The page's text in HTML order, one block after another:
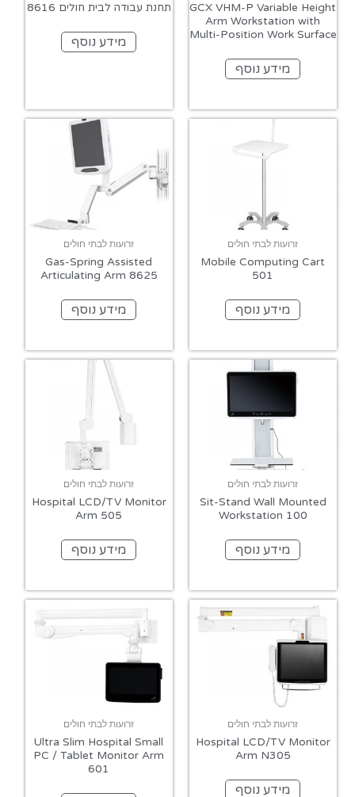
GCX VHM-P Variable Height
Arm Workstation with
Multi-Position Work Surface
מידע נוסף
תחנת עבודה לבית חולים 8616
מידע נוסף
זרועות לבתי חולים
Mobile Computing Cart
501
מידע נוסף
זרועות לבתי חולים
Gas-Spring Assisted
Articulating Arm 8625
מידע נוסף
זרועות לבתי חולים
Sit-Stand Wall Mounted
Workstation 100
מידע נוסף
זרועות לבתי חולים
Hospital LCD/TV Monitor
Arm 505
מידע נוסף
זרועות לבתי חולים
Hospital LCD/TV Monitor
Arm N305
מידע נוסף
זרועות לבתי חולים
Ultra Slim Hospital Small
PC / Tablet Monitor Arm
601